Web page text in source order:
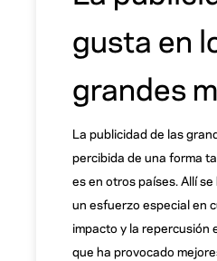
gusta en
grandes
La publicidad de las
percibida de una forma
es en otros países. Allí
un esfuerzo especial en
impacto y la repercusión
que ha provocado